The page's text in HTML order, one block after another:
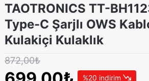
TAOTRONICS TT-
Type-C Şarjlı OWS
Kulakiçi Kulaklık
872,00₺
%20 indirim